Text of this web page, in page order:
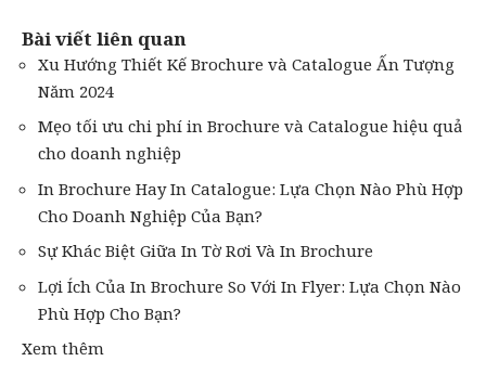
Bài viết liên quan
Xu Hướng Thiết Kế Brochure và Catalogue Ấn Tượng
Năm 2024
Mẹo tối ưu chi phí in Brochure và Catalogue hiệu quả
cho doanh nghiệp
In Brochure Hay In Catalogue: Lựa Chọn Nào Phù Hợp
Cho Doanh Nghiệp Của Bạn?
Sự Khác Biệt Giữa In Tờ Rơi Và In Brochure
Lợi Ích Của In Brochure So Với In Flyer: Lựa Chọn Nào
Phù Hợp Cho Bạn?
Xem thêm